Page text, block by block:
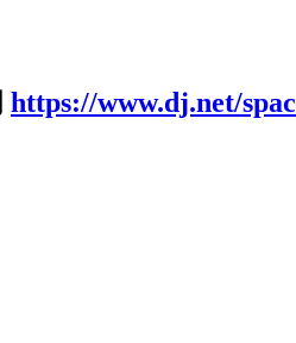
https://www.dj.net/